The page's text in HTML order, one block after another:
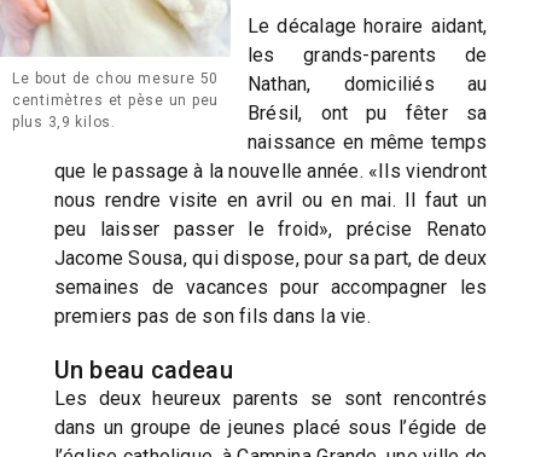
Le bout de chou mesure 50
centimètres et pèse un peu
plus 3,9 kilos.
Le décalage horaire aidant,
les grands-parents de
Nathan, domiciliés au
Brésil, ont pu fêter sa
naissance en même temps
que le passage à la nouvelle année. «Ils viendront
nous rendre visite en avril ou en mai. Il faut un
peu laisser passer le froid», précise Renato
Jacome Sousa, qui dispose, pour sa part, de deux
semaines de vacances pour accompagner les
premiers pas de son fils dans la vie.
Un beau cadeau
Les deux heureux parents se sont rencontrés
dans un groupe de jeunes placé sous l’égide de